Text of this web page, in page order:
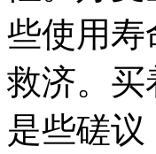
些使用寿
救济。买
是些磋